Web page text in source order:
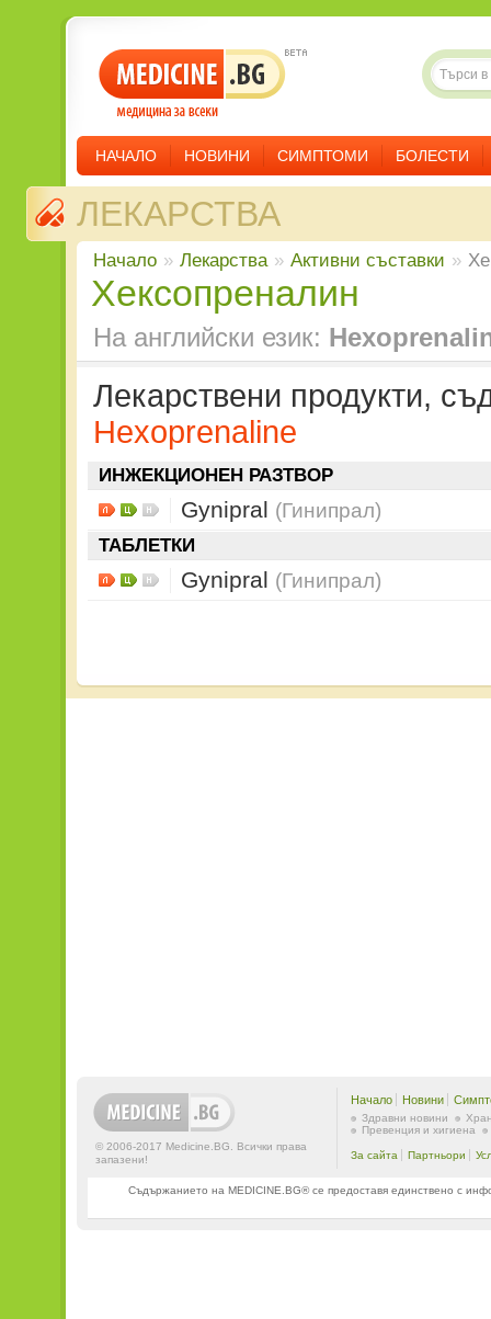
НАЧАЛО НОВИНИ СИМПТОМИ БОЛЕСТИ
ЛЕКАРСТВА
Начало » Лекарства » Aктивни съставки »
Хексопреналин
На английски език:
Лекарствени продукти,
Hexoprenaline
ИНЖЕКЦИОНЕН РАЗТВОР
Gynipral (Гинипрал)
ТАБЛЕТКИ
Gynipral (Гинипрал)
© 2006-2017 Medicine.BG. Всички права
запазени!
Начало Новини
Здравни новини
Превенция и хигиена
За сайта Партньори
Съдържанието на MEDICINE.BG® се предоставя единствено с